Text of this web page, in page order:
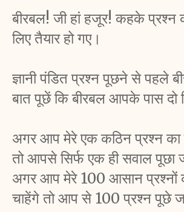
बीरबल! जी हां हजूर! कहके प्रश्न
लिए तैयार हो गए।
ज्ञानी पंडित प्रश्न पूछने से पहले
बात पूछें कि बीरबल आपके पास दो
अगर आप मेरे एक कठिन प्रश्न का
तो आपसे सिर्फ एक ही सवाल पूछा
अगर आप मेरे 100 आसान प्रश्नों
चाहेंगे तो आप से 100 प्रश्न पूछे